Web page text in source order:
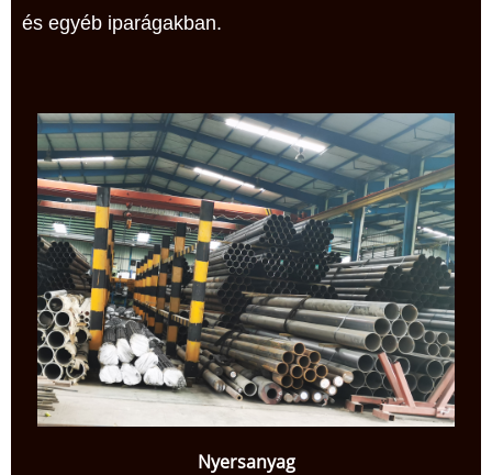
és egyéb iparágakban.
Nyersanyag